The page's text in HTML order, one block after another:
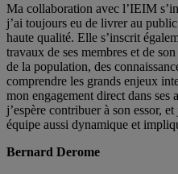
Ma collaboration avec l’IEIM
j’ai toujours eu de livrer au
haute qualité. Elle s’inscrit
travaux de ses membres et de
de la population, des
comprendre les grands enjeux
mon engagement direct dans
j’espère contribuer à son essor,
équipe aussi dynamique et
Bernard Derome